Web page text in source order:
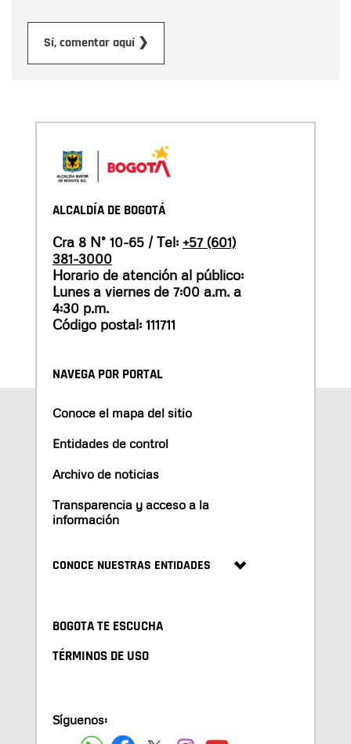
Sí, comentar aquí ❯
ALCALDÍA DE BOGOTÁ
Cra 8 N° 10-65 / Tel: +57 (601)
381-3000
Horario de atención al público:
Lunes a viernes de 7:00 a.m. a
4:30 p.m.
Código postal: 111711
NAVEGA POR PORTAL
Conoce el mapa del sitio
Entidades de control
Archivo de noticias
Transparencia y acceso a la
información
CONOCE NUESTRAS ENTIDADES
BOGOTA TE ESCUCHA
TÉRMINOS DE USO
Síguenos: